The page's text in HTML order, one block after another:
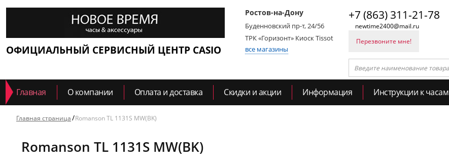
ОФИЦИАЛЬНЫЙ СЕРВИСНЫЙ ЦЕНТР CASIO
Ростов-на-Дону
Буденновский пр-т, 24/56
ТРК «Горизонт» Киоск Tissot
все магазины
+7 (863) 311-21-78
newtime2400@mail.ru
Перезвоните мне!
Главная О компании Оплата и доставка Скидки и акции Информация Инструкции к часам
Главная страница Romanson TL 1131S MW(BK)
Romanson TL 1131S MW(BK)